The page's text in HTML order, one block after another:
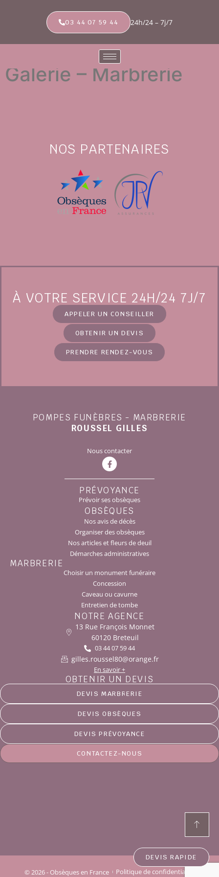
03 44 07 59 44 24h/24 – 7j/7
Galerie – Marbrerie
NOS PARTENAIRES
À VOTRE SERVICE 24H/24 7J/7
APPELER UN CONSEILLER
OBTENIR UN DEVIS
PRENDRE RENDEZ-VOUS
POMPES FUNÈBRES - MARBRERIE
ROUSSEL GILLES
Nous contacter
PRÉVOYANCE
Prévoir ses obsèques
OBSÈQUES
Nos avis de décès
Organiser des obsèques
Nos articles et fleurs de deuil
Démarches administratives
MARBRERIE
Choisir un monument funéraire
Concession
Caveau ou cavurne
Entretien de tombe
NOTRE AGENCE
13 Rue François Monnet
60120 Breteuil
03 44 07 59 44
gilles.roussel80@orange.fr
En savoir +
OBTENIR UN DEVIS
DEVIS MARBRERIE
DEVIS OBSÈQUES
DEVIS PRÉVOYANCE
DEVIS RAPIDE
CONTACTEZ-NOUS
© 2026 - Obsèques en France Politique de confidentialité